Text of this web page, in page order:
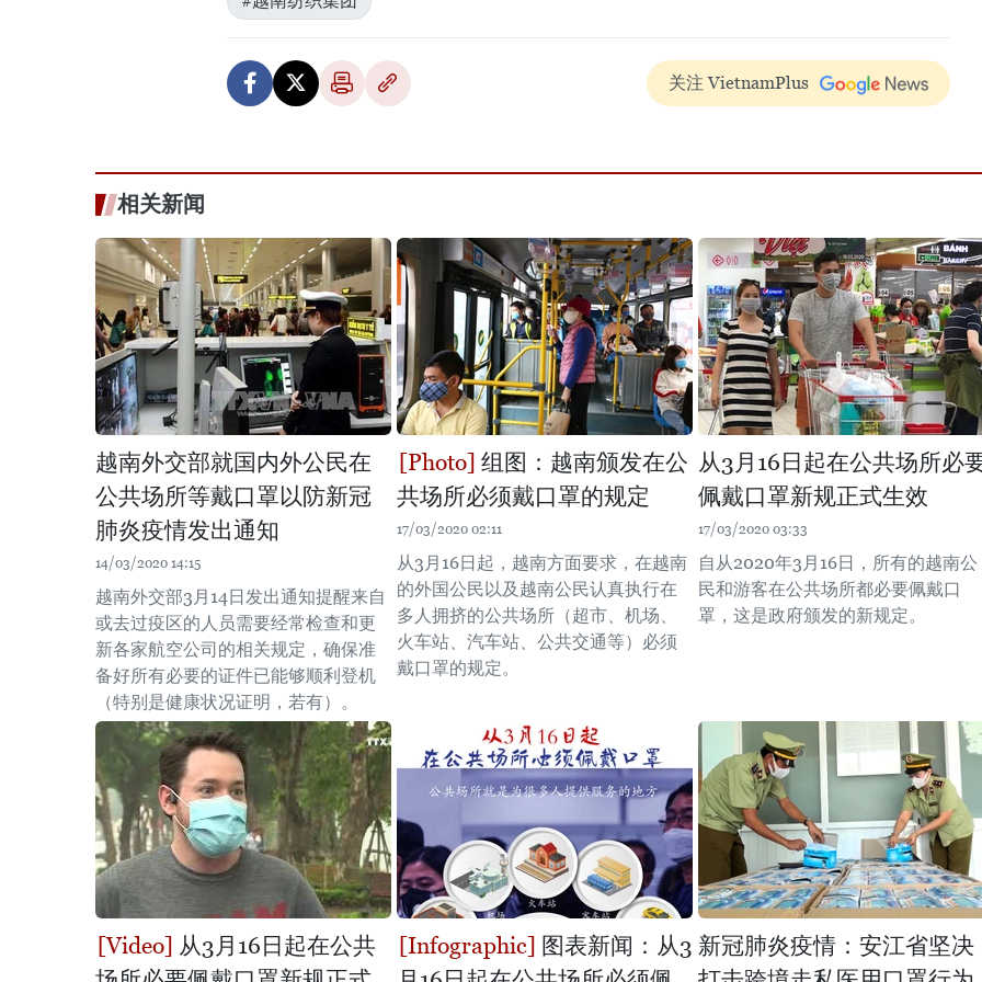
关注 VietnamPlus
相关新闻
越南外交部就国内外公民在
公共场所等戴口罩以防新冠
肺炎疫情发出通知
14/03/2020 14:15
越南外交部3月14日发出通知提醒来自
或去过疫区的人员需要经常检查和更
新各家航空公司的相关规定，确保准
备好所有必要的证件已能够顺利登机
（特别是健康状况证明，若有）。
组图：越南颁发在公
共场所必须戴口罩的规定
17/03/2020 02:11
从3月16日起，越南方面要求，在越南
的外国公民以及越南公民认真执行在
多人拥挤的公共场所（超市、机场、
火车站、汽车站、公共交通等）必须
戴口罩的规定。
从3月16日起在公共场所必
佩戴口罩新规正式生效
17/03/2020 03:33
自从2020年3月16日，所有的越南公
民和游客在公共场所都必要佩戴口
罩，这是政府颁发的新规定。
从3月16日起在公共
图表新闻：从3 新冠肺炎疫情：安江省坚决